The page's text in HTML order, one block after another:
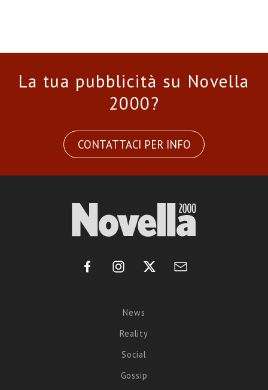
La tua pubblicità su Novella
2000?
CONTATTACI PER INFO
News
Reality
Social
Gossip